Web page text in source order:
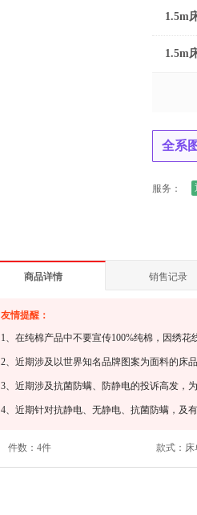
1.5m
1.5m
全系
服务：
商品详情 销售记录
友情提醒：
1、在纯棉产品中不要宣传100%纯棉，因绣
2、近期涉及以世界知名品牌图案为面料的床
3、近期涉及抗菌防螨、防静电的投诉高发，
4、近期针对抗静电、无静电、抗菌防螨，及
件数： 4件 款式： 床